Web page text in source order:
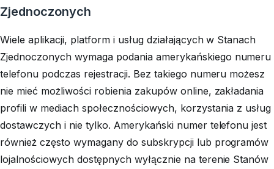
Zjednoczonych
Wiele aplikacji, platform i usług działających w Stanach
Zjednoczonych wymaga podania amerykańskiego numeru
telefonu podczas rejestracji. Bez takiego numeru możesz
nie mieć możliwości robienia zakupów online, zakładania
profili w mediach społecznościowych, korzystania z usług
dostawczych i nie tylko. Amerykański numer telefonu jest
również często wymagany do subskrypcji lub programów
lojalnościowych dostępnych wyłącznie na terenie Stanów